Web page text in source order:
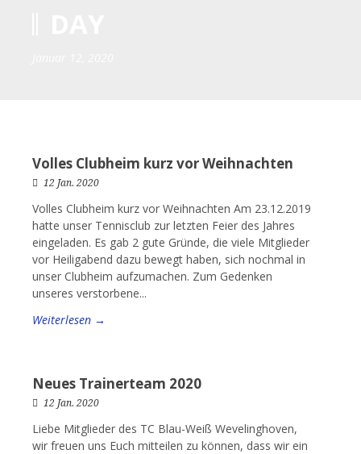
Volles Clubheim kurz vor Weihnachten
12 Jan. 2020
Volles Clubheim kurz vor Weihnachten Am 23.12.2019
hatte unser Tennisclub zur letzten Feier des Jahres
eingeladen. Es gab 2 gute Gründe, die viele Mitglieder
vor Heiligabend dazu bewegt haben, sich nochmal in
unser Clubheim aufzumachen. Zum Gedenken
unseres verstorbene...
Weiterlesen →
Neues Trainerteam 2020
12 Jan. 2020
Liebe Mitglieder des TC Blau-Weiß Wevelinghoven,
wir freuen uns Euch mitteilen zu können, dass wir ein